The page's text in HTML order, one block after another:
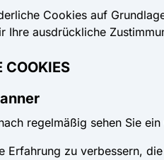
Cookies auf
ausdrückliche
COOKIES
regelmäßig sehen Sie
Erfahrung zu verbessern,